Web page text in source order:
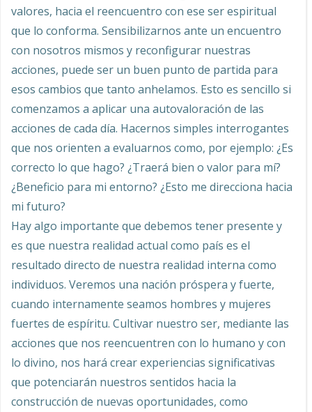
valores, hacia el reencuentro con ese ser espiritual
que lo conforma. Sensibilizarnos ante un encuentro
con nosotros mismos y reconfigurar nuestras
acciones, puede ser un buen punto de partida para
esos cambios que tanto anhelamos. Esto es sencillo si
comenzamos a aplicar una autovaloración de las
acciones de cada día. Hacernos simples interrogantes
que nos orienten a evaluarnos como, por ejemplo: ¿Es
correcto lo que hago? ¿Traerá bien o valor para mí?
¿Beneficio para mi entorno? ¿Esto me direcciona hacia
mi futuro?
Hay algo importante que debemos tener presente y
es que nuestra realidad actual como país es el
resultado directo de nuestra realidad interna como
individuos. Veremos una nación próspera y fuerte,
cuando internamente seamos hombres y mujeres
fuertes de espíritu. Cultivar nuestro ser, mediante las
acciones que nos reencuentren con lo humano y con
lo divino, nos hará crear experiencias significativas
que potenciarán nuestros sentidos hacia la
construcción de nuevas oportunidades, como